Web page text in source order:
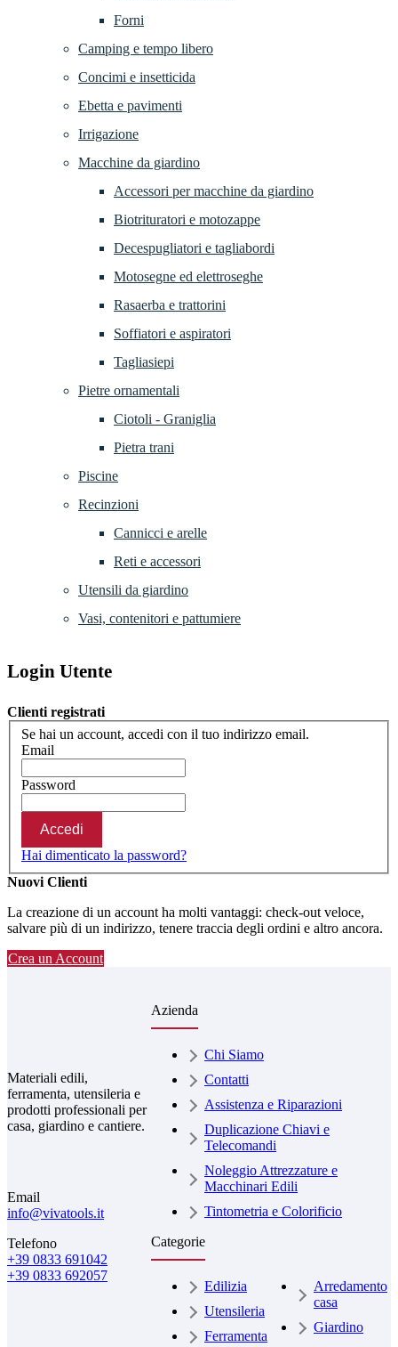
Forni
Camping e tempo libero
Concimi e insetticida
Ebetta e pavimenti
Irrigazione
Macchine da giardino
Accessori per macchine da giardino
Biotrituratori e motozappe
Decespugliatori e tagliabordi
Motosegne ed elettroseghe
Rasaerba e trattorini
Soffiatori e aspiratori
Tagliasiepi
Pietre ornamentali
Ciotoli - Graniglia
Pietra trani
Piscine
Recinzioni
Cannicci e arelle
Reti e accessori
Utensili da giardino
Vasi, contenitori e pattumiere
Login Utente
Clienti registrati
Se hai un account, accedi con il tuo indirizzo email.
Email
Password
Accedi
Hai dimenticato la password?
Nuovi Clienti
La creazione di un account ha molti vantaggi: check-out veloce,
salvare più di un indirizzo, tenere traccia degli ordini e altro ancora.
Crea un Account
Materiali edili,
ferramenta, utensileria e
prodotti professionali per
casa, giardino e cantiere.
Email
info@vivatools.it
Telefono
+39 0833 691042
+39 0833 692057
Azienda
Chi Siamo
Contatti
Assistenza e Riparazioni
Duplicazione Chiavi e
Telecomandi
Noleggio Attrezzature e
Macchinari Edili
Tintometria e Colorificio
Categorie
Edilizia
Utensileria
Ferramenta
Arredamento
casa
Giardino